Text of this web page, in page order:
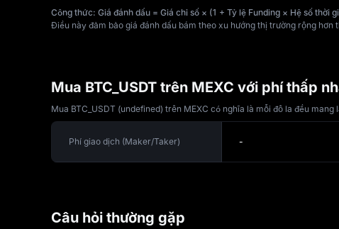
Công thức: Giá đánh dấu = Giá chỉ số × (1 + Tỷ lệ Funding × Hệ số thời
Điều này đảm bảo giá đánh dấu bám theo xu hướng thị trường rộng
Mua BTC_USDT trên MEXC với phí thấp
Mua BTC_USDT (undefined) trên MEXC có nghĩa là mỗi đô la đều
Phí giao dịch (Maker/Taker) -
Câu hỏi thường gặp